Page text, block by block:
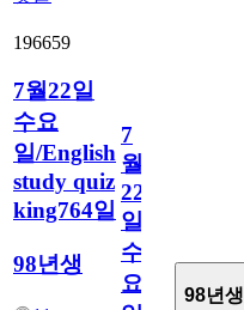
196659
7월22일
수요
일/English
study quiz
king764일
98년생
7
월
22
일
수
요
98년생